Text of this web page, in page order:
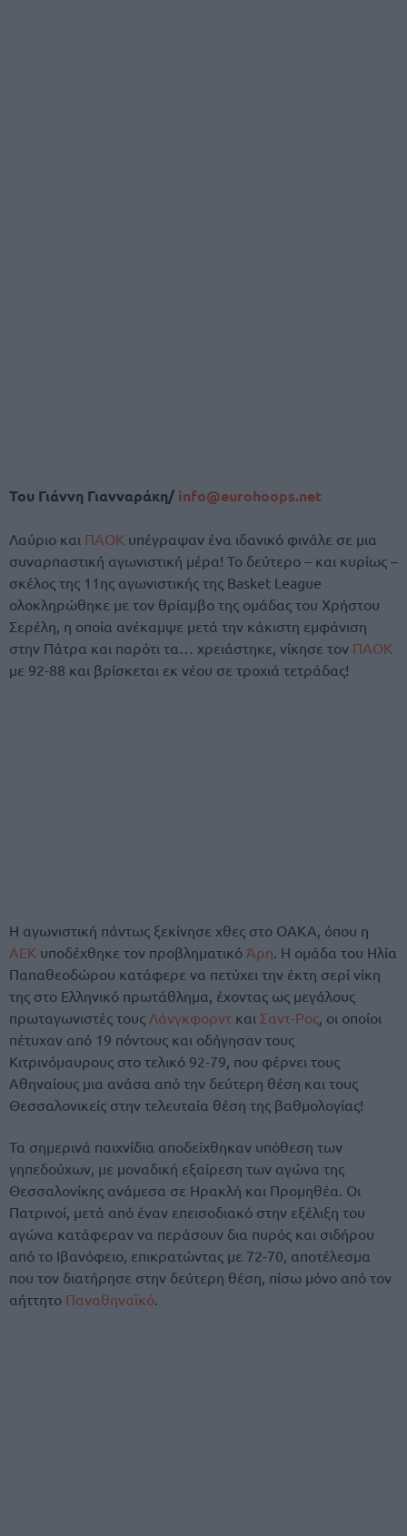
Του Γιάννη Γιανναράκη/ info@eurohoops.net
Λαύριο και ΠΑΟΚ υπέγραψαν ένα ιδανικό φινάλε σε μια
συναρπαστική αγωνιστική μέρα! Το δεύτερο – και κυρίως –
σκέλος της 11ης αγωνιστικής της Basket League
ολοκληρώθηκε με τον θρίαμβο της ομάδας του Χρήστου
Σερέλη, η οποία ανέκαμψε μετά την κάκιστη εμφάνιση
στην Πάτρα και παρότι τα… χρειάστηκε, νίκησε τον ΠΑΟΚ
με 92-88 και βρίσκεται εκ νέου σε τροχιά τετράδας!
Η αγωνιστική πάντως ξεκίνησε χθες στο ΟΑΚΑ, όπου η
ΑΕΚ υποδέχθηκε τον προβληματικό Άρη . Η ομάδα του Ηλία
Παπαθεοδώρου κατάφερε να πετύχει την έκτη σερί νίκη
της στο Ελληνικό πρωτάθλημα, έχοντας ως μεγάλους
πρωταγωνιστές τους Λάνγκφορντ και Σαντ-Ρος , οι οποίοι
πέτυχαν από 19 πόντους και οδήγησαν τους
Κιτρινόμαυρους στο τελικό 92-79, που φέρνει τους
Αθηναίους μια ανάσα από την δεύτερη θέση και τους
Θεσσαλονικείς στην τελευταία θέση της βαθμολογίας!
Τα σημερινά παιχνίδια αποδείχθηκαν υπόθεση των
γηπεδούχων, με μοναδική εξαίρεση των αγώνα της
Θεσσαλονίκης ανάμεσα σε Ηρακλή και Προμηθέα. Οι
Πατρινοί, μετά από έναν επεισοδιακό στην εξέλιξη του
αγώνα κατάφεραν να περάσουν δια πυρός και σιδήρου
από το Ιβανόφειο, επικρατώντας με 72-70, αποτέλεσμα
που τον διατήρησε στην δεύτερη θέση, πίσω μόνο από τον
αήττητο Παναθηναϊκό